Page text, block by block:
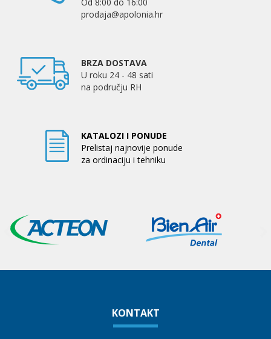
Od 8:00 do 16:00
prodaja@apolonia.hr
BRZA DOSTAVA
U roku 24 - 48 sati
na području RH
KATALOZI I PONUDE
Prelistaj najnovije ponude
za ordinaciju i tehniku
KONTAKT